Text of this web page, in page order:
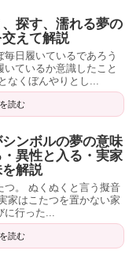
ら良いな」
の「でひ」は、期
を受け付けていま
をお伝えしま
識にかかわらず陥
、探す、濡れる夢の
えて解説
毎日履いているであろう
ているか意識したこと
なくぼんやりとし...
読む
シンボルの夢の意味
異性と入る・実家
解説
つ。 ぬくぬくと言う擬音
家はこたつを置かない家
に行った...
読む